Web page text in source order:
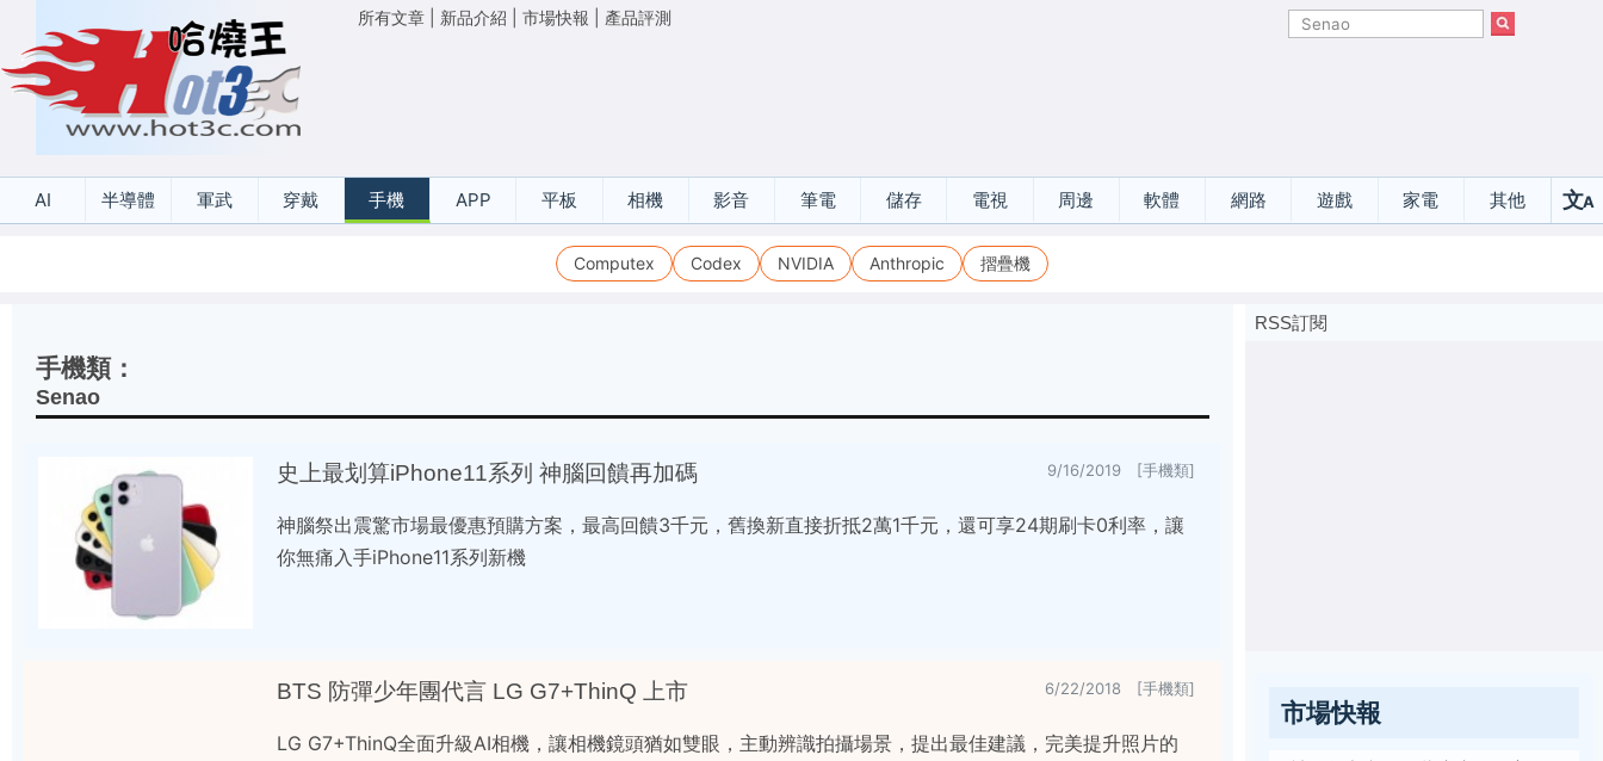
所有文章 新品介紹 市場快報 產品評測
AI 半導體 軍武 穿戴 手機 APP 平板 相機 影音 筆電 儲存 電視 周邊 軟體 網路 遊戲 家電 其他 文A
Computex Codex NVIDIA Anthropic 摺疊機
手機類：
Senao
史上最划算iPhone11系列 神腦回饋再加碼 9/16/2019 [手機類]
神腦祭出震驚市場最優惠預購方案，最高回饋3千元，舊換新直接折抵2萬1千元，還可享24期刷卡0利率，讓
你無痛入手iPhone11系列新機
BTS 防彈少年團代言 LG G7+ThinQ 上市 6/22/2018 [手機類]
LG G7+ThinQ全面升級AI相機，讓相機鏡頭猶如雙眼，主動辨識拍攝場景，提出最佳建議，完美提升照片的
RSS訂閱
市場快報